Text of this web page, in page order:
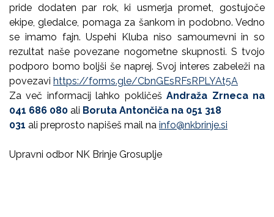
pride dodaten par rok, ki usmerja promet, gostujoče
ekipe, gledalce, pomaga za šankom in podobno. Vedno
se imamo fajn. Uspehi Kluba niso samoumevni in so
rezultat naše povezane nogometne skupnosti. S tvojo
podporo bomo boljši še naprej. Svoj interes zabeleži na
povezavi https://forms.gle/CbnGEsRFsRPLYAt5A
Za več informacij lahko pokličešAndraža Zrneca na
041 686 080 ali Boruta Antončiča na 051 318
031 ali preprosto napišeš mail na info@nkbrinje.si
Upravni odbor NK Brinje Grosuplje